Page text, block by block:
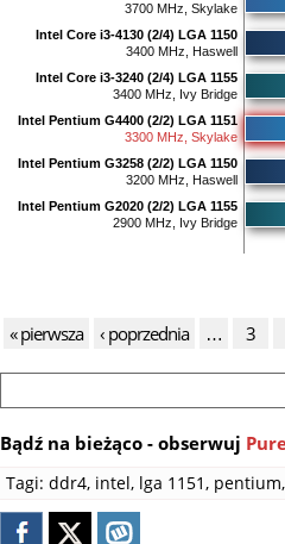
3700 MHz, Skylake
Intel Core i3-4130 (2/4) LGA 1150
3400 MHz, Haswell
Intel Core i3-3240 (2/4) LGA 1155
3400 MHz, Ivy Bridge
Intel Pentium G4400 (2/2) LGA 1151
3300 MHz, Skylake
Intel Pentium G3258 (2/2) LGA 1150
3200 MHz, Haswell
Intel Pentium G2020 (2/2) LGA 1155
2900 MHz, Ivy Bridge
« pierwsza ‹ poprzednia … 3
Bądź na bieżąco - obserwuj
Tagi: ddr4, intel, lga 1151, pentium,